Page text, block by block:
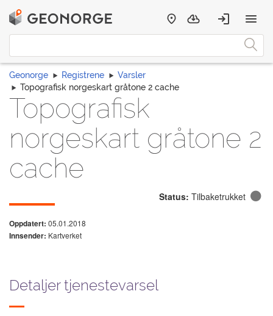
Geonorge Registrene
Varsler
Topografisk norgeskart gråtone 2 cache
Topografisk
norgeskart gråtone 2
cache
Status: Tilbaketrukket
Oppdatert: 05.01.2018
Innsender: Kartverket
Detaljer tjenestevarsel